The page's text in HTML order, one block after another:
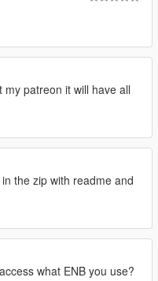
my patreon it will have all
the zip with readme and
what ENB you use?